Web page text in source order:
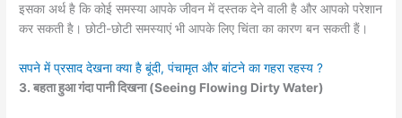
इसका अर्थ है कि कोई समस्या आपके जीवन में दस्तक देने वाली है और आपको परेशान
कर सकती है। छोटी-छोटी समस्याएं भी आपके लिए चिंता का कारण बन सकती हैं।
सपने में प्रसाद देखना क्या है बूंदी, पंचामृत और बांटने का गहरा रहस्य ?
3. बहता हुआ गंदा पानी दिखना (Seeing Flowing Dirty Water)